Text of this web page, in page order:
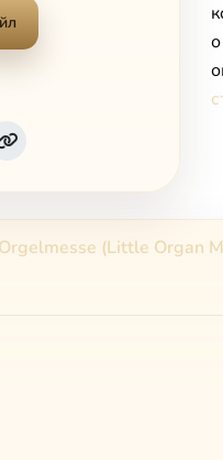
(Little Organ